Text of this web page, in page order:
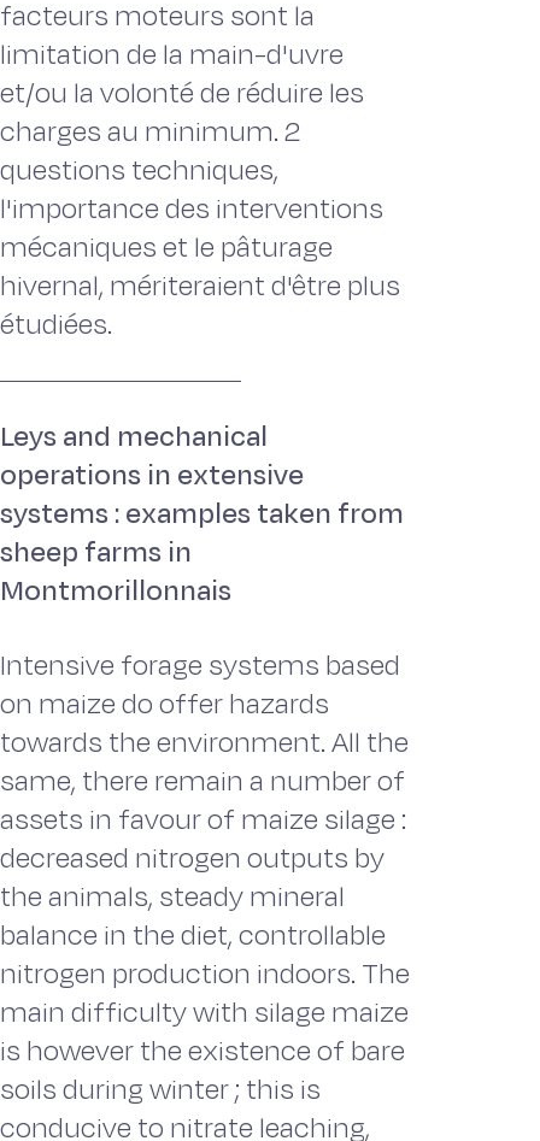
facteurs moteurs sont la
limitation de la main-d'uvre
et/ou la volonté de réduire les
charges au minimum. 2
questions techniques,
l'importance des interventions
mécaniques et le pâturage
hivernal, mériteraient d'être plus
étudiées.
Leys and mechanical
operations in extensive
systems : examples taken from
sheep farms in
Montmorillonnais
Intensive forage systems based
on maize do offer hazards
towards the environment. All the
same, there remain a number of
assets in favour of maize silage :
decreased nitrogen outputs by
the animals, steady mineral
balance in the diet, controllable
nitrogen production indoors. The
main difficulty with silage maize
is however the existence of bare
soils during winter ; this is
conducive to nitrate leaching,